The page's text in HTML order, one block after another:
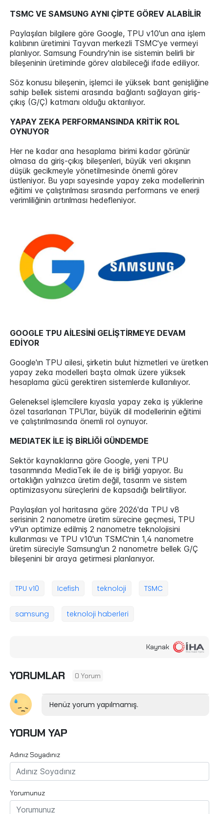
TSMC VE SAMSUNG AYNI ÇİPTE GÖREV ALABİLİR
Paylaşılan bilgilere göre Google, TPU v10'un ana işlem
kalıbının üretimini Tayvan merkezli TSMC'ye vermeyi
planlıyor. Samsung Foundry'nin ise sistemin belirli bir
bileşeninin üretiminde görev alabileceği ifade ediliyor.
Söz konusu bileşenin, işlemci ile yüksek bant genişliğine
sahip bellek sistemi arasında bağlantı sağlayan giriş-
çıkış (G/Ç) katmanı olduğu aktarılıyor.
YAPAY ZEKA PERFORMANSINDA KRİTİK ROL
OYNUYOR
Her ne kadar ana hesaplama birimi kadar görünür
olmasa da giriş-çıkış bileşenleri, büyük veri akışının
düşük gecikmeyle yönetilmesinde önemli görev
üstleniyor. Bu yapı sayesinde yapay zeka modellerinin
eğitimi ve çalıştırılması sırasında performans ve enerji
verimliliğinin artırılması hedefleniyor.
GOOGLE TPU AİLESİNİ GELİŞTİRMEYE DEVAM
EDİYOR
Google'ın TPU ailesi, şirketin bulut hizmetleri ve üretken
yapay zeka modelleri başta olmak üzere yüksek
hesaplama gücü gerektiren sistemlerde kullanılıyor.
Geleneksel işlemcilere kıyasla yapay zeka iş yüklerine
özel tasarlanan TPU'lar, büyük dil modellerinin eğitimi
ve çalıştırılmasında önemli rol oynuyor.
MEDIATEK İLE İŞ BİRLİĞİ GÜNDEMDE
Sektör kaynaklarına göre Google, yeni TPU
tasarımında MediaTek ile de iş birliği yapıyor. Bu
ortaklığın yalnızca üretim değil, tasarım ve sistem
optimizasyonu süreçlerini de kapsadığı belirtiliyor.
Paylaşılan yol haritasına göre 2026'da TPU v8
serisinin 2 nanometre üretim sürecine geçmesi, TPU
v9'un optimize edilmiş 2 nanometre teknolojisini
kullanması ve TPU v10'un TSMC'nin 1,4 nanometre
üretim süreciyle Samsung'un 2 nanometre bellek G/Ç
bileşenini bir araya getirmesi planlanıyor.
TPU v10 Icefish teknoloji TSMC
samsung teknoloji haberleri
Kaynak
YORUMLAR 0 Yorum
Henüz yorum yapılmamış.
YORUM YAP
Adınız Soyadınız
Yorumunuz